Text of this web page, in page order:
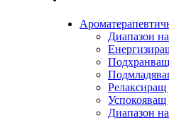
Диапазон
Релаксиращ
Успокояващ
Диапазон